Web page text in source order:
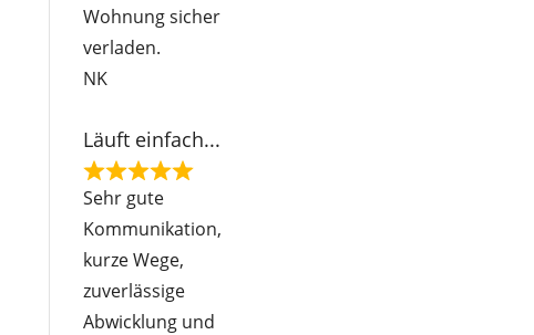
t
o
Wohnung sicher
verladen.
NK
Läuft einfach...
R
t
e
d
Sehr gute
Kommunikation,
kurze Wege,
zuverlässige
Abwicklung und